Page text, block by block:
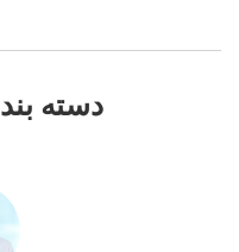
دسته